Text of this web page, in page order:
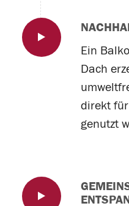
Ein
Dach
direkt
genutzt